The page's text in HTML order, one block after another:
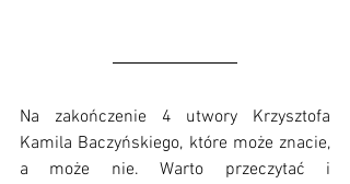
Na zakończenie 4 utwory Krzysztofa
Kamila Baczyńskiego, które może znacie,
a może nie. Warto przeczytać i